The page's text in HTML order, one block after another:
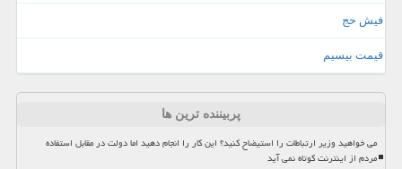
فیش حج
قیمت بیسیم
پربیننده ترین ها
می خواهید وزیر ارتباطات را استیضاح کنید؟ این کار را انجام دهید اما دولت در مقابل استفاده
مردم از اینترنت کوتاه نمی آید